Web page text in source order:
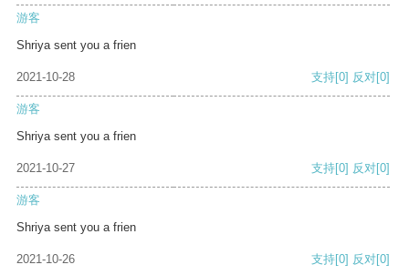
游客
Shriya sent you a frien
2021-10-28 支持[0] 反对[0]
游客
Shriya sent you a frien
2021-10-27 支持[0] 反对[0]
游客
Shriya sent you a frien
2021-10-26 支持[0] 反对[0]